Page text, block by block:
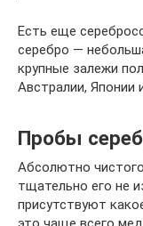
Есть еще
серебро —
крупные залежи
Австралии, Японии
Пробы
Абсолютно
тщательно его не
присутствуют